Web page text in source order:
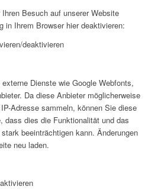
Besuch auf unserer Website
in Ihrem Browser hier deaktivieren:
deaktivieren
Dienste wie Google Webfonts,
Da diese Anbieter möglicherweise
Adresse sammeln, können Sie diese
dass dies die Funktionalität und das
beeinträchtigen kann. Änderungen
neu laden.